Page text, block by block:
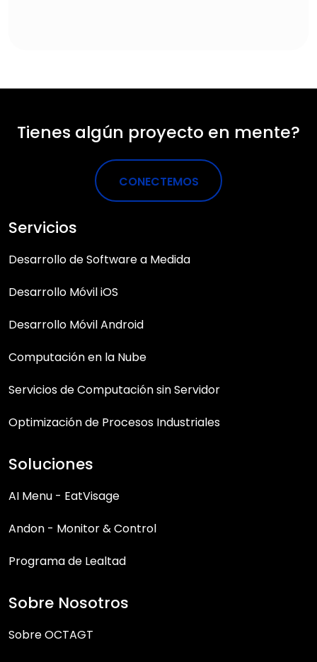
Tienes algún proyecto en mente?
CONECTEMOS
Servicios
Desarrollo de Software a Medida
Desarrollo Móvil iOS
Desarrollo Móvil Android
Computación en la Nube
Servicios de Computación sin Servidor
Optimización de Procesos Industriales
Soluciones
AI Menu - EatVisage
Andon - Monitor & Control
Programa de Lealtad
Sobre Nosotros
Sobre OCTAGT